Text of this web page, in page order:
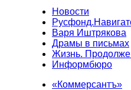
Новости
Варя Иштрякова
Драмы в письмах
Жизнь.
Информбюро
«Коммерсантъ»